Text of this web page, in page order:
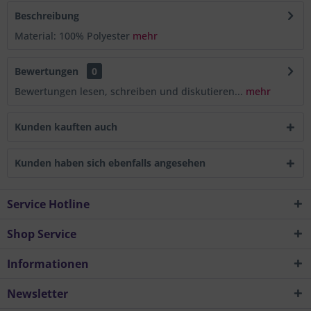
Beschreibung
Material: 100% Polyester mehr
Bewertungen
0
Bewertungen lesen, schreiben und diskutieren... mehr
Kunden kauften auch
Kunden haben sich ebenfalls angesehen
Service Hotline
Shop Service
Informationen
Newsletter